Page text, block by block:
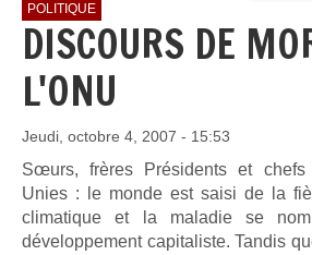
POLITIQUE
DISCOURS DE
L'ONU
Jeudi, octobre 4, 2007 - 15:53
Sœurs, frères Présidents et
Unies : le monde est saisi de la
climatique et la maladie se
développement capitaliste. Tandis